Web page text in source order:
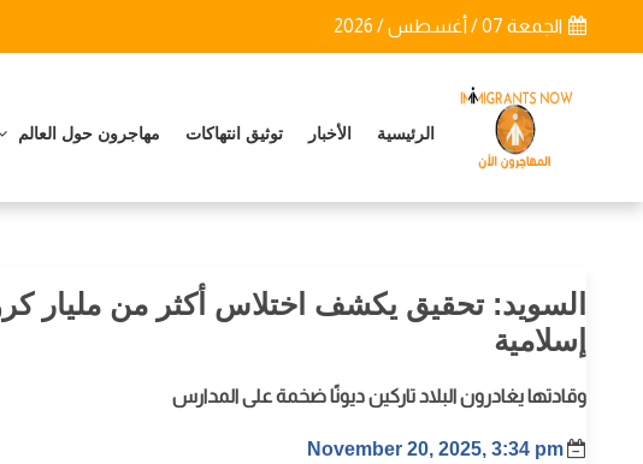
الجمعة 07 / أغسطس / 2026
الرئيسية الأخبار توثيق انتهاكات مهاجرون حول العالم
السويد: تحقيق يكشف اختلاس أكثر من مليار
إسلامية
وقادتها يغادرون البلاد تاركين ديونًا ضخمة على المدارس
November 20, 2025, 3:34 pm